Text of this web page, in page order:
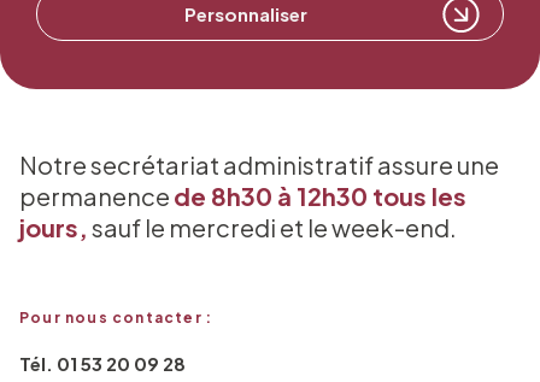
Personnaliser
Notre secrétariat administratif assure une
permanence de 8h30 à 12h30 tous les
jours, sauf le mercredi et le week-end.
Pour nous contacter :
Tél. 01 53 20 09 28